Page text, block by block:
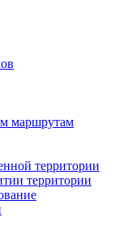
маршрутам
территории
территории